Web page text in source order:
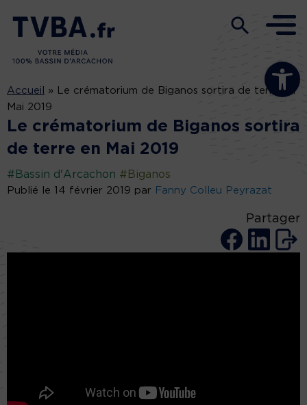
Ouvrir la
Accueil »
Le crématorium de Biganos sortira de terre en
Mai 2019
Le crématorium de Biganos sortira
de terre en Mai 2019
#Bassin d'Arcachon #Biganos
Publié le 14 février 2019 par Fanny Colleu Peyrazat
Partager